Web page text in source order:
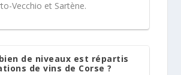
Vecchio et Sartène.
de niveaux est répartis
de vins de Corse ?